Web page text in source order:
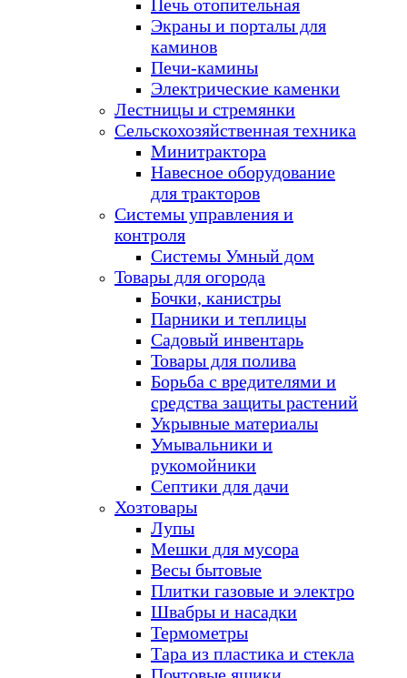
Печь отопительная
Экраны и порталы для
каминов
Печи-камины
Электрические каменки
Лестницы и стремянки
Сельскохозяйственная техника
Минитрактора
Навесное оборудование
для тракторов
Системы управления и
контроля
Системы Умный дом
Товары для огорода
Бочки, канистры
Парники и теплицы
Садовый инвентарь
Товары для полива
Борьба с вредителями и
средства защиты растений
Укрывные материалы
Умывальники и
рукомойники
Септики для дачи
Хозтовары
Лупы
Мешки для мусора
Весы бытовые
Плитки газовые и электро
Швабры и насадки
Термометры
Тара из пластика и стекла